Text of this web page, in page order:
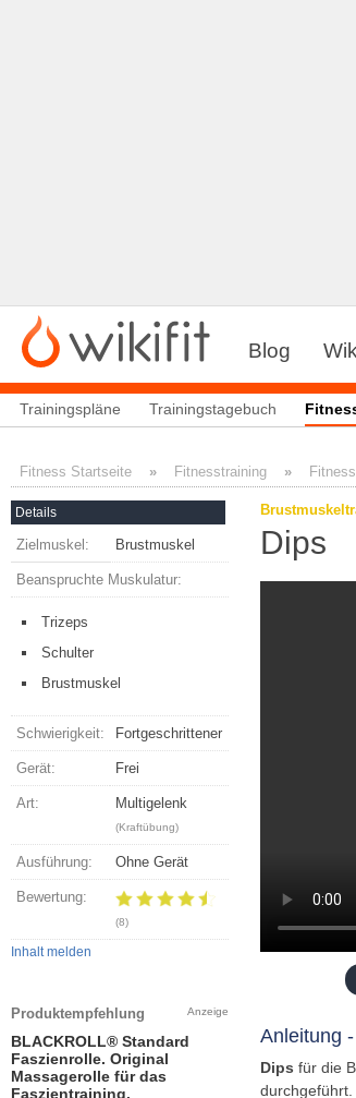
Blog
Trainingspläne Trainingstagebuch
Fitness Startseite » Fitnesstraining »
Dips
Anleitung
Dips für die
durchgeführt.
Details
Zielmuskel: Brustmuskel
Beanspruchte Muskulatur:
Trizeps
Schulter
Brustmuskel
Schwierigkeit: Fortgeschrittener
Gerät: Frei
Art: Multigelenk
(Kraftübung)
Ausführung: Ohne Gerät
Bewertung:
(8)
Inhalt melden